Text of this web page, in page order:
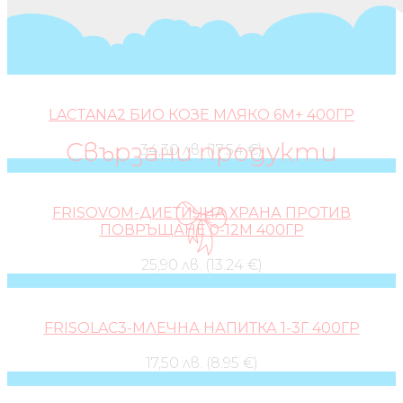
Свързани продукти
LACTANA2 БИО КОЗЕ МЛЯКО 6М+ 400ГР
34,30 лв. (17.54 €)
FRISOVOM-ДИЕТИЧНА ХРАНА ПРОТИВ
ПОВРЪЩАНЕ 0-12М 400ГР
25,90 лв. (13.24 €)
FRISOLAC3-МЛЕЧНА НАПИТКА 1-3Г 400ГР
17,50 лв. (8.95 €)